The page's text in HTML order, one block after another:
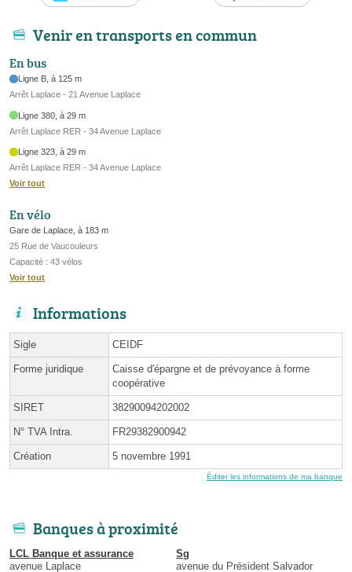
Venir en transports en commun
En bus
Ligne B, à 125 m
Arrêt Laplace - 21 Avenue Laplace
Ligne 380, à 29 m
Arrêt Laplace RER - 34 Avenue Laplace
Ligne 323, à 29 m
Arrêt Laplace RER - 34 Avenue Laplace
Voir tout
En vélo
Gare de Laplace, à 183 m
25 Rue de Vaucouleurs
Capacité : 43 vélos
Voir tout
Informations
Sigle CEIDF
Forme juridique
Caisse d'épargne et de prévoyance à forme
coopérative
SIRET 38290094202002
N° TVA Intra. FR29382900942
Création 5 novembre 1991
Éditer les informations de ma banque
Banques à proximité
LCL Banque et assurance
avenue Laplace
Sg
avenue du Président Salvador